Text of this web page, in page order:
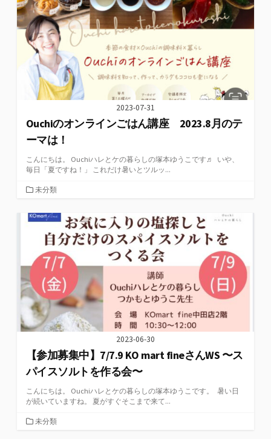
ー
2023-07-31
Ouchiのオンラインごはん講座 2023.8月のテ
ーマは！
こんにちは。 Ouchiハレとケの暮らしの塚本ゆうこです♬ いや、
毎日「夏ですね！」 これだけ暑いとツルッ...
カ
ゴ
リ
未分類
2023-06-30
【参加募集中】7/7.9 KO mart fineさんWS 〜ス
パイスソルトを作る会〜
こんにちは。 Ouchiハレとケの暮らしの塚本ゆうこです。 暑い日
が続いていますね。 夏がすぐそこまで来て...
カ未分類